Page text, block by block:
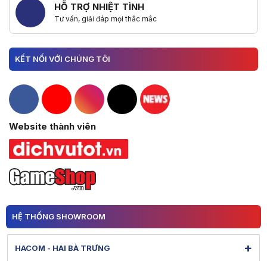
HỖ TRỢ NHIỆT TÌNH
Tư vấn, giải đáp mọi thắc mắc
KẾT NỐI VỚI CHÚNG TÔI
Hacom Facebook
Hacom YouTube
Hacom Instagram
Hacom TikTok
Website thành viên
HỆ THỐNG SHOWROOM
HACOM - HAI BÀ TRƯNG +